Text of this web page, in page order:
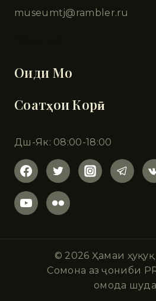
museumtj@rambler.ru
Оиди Мо
Соатҳои Корӣ
Дш-Як: 08:00-18:00
© 2026 Ҳамаи ҳуқуқ
Сомона аз ҷониби
омода